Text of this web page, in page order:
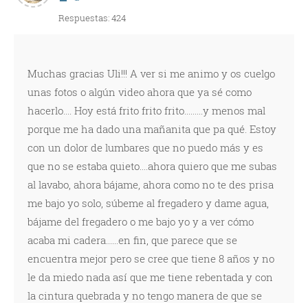
Respuestas: 424
Muchas gracias Uli!!! A ver si me animo y os cuelgo
unas fotos o algún video ahora que ya sé como
hacerlo.... Hoy está frito frito frito.........y menos mal
porque me ha dado una mañanita que pa qué. Estoy
con un dolor de lumbares que no puedo más y es
que no se estaba quieto....ahora quiero que me subas
al lavabo, ahora bájame, ahora como no te des prisa
me bajo yo solo, súbeme al fregadero y dame agua,
bájame del fregadero o me bajo yo y a ver cómo
acaba mi cadera......en fin, que parece que se
encuentra mejor pero se cree que tiene 8 años y no
le da miedo nada así que me tiene rebentada y con
la cintura quebrada y no tengo manera de que se